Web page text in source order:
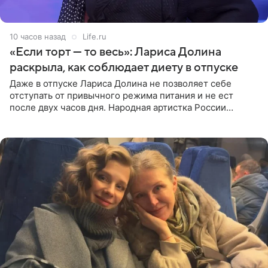
10 часов назад Life.ru
«Если торт — то весь»: Лариса Долина
раскрыла, как соблюдает диету в отпуске
Даже в отпуске Лариса Долина не позволяет себе
отступать от привычного режима питания и не ест
после двух часов дня. Народная артистка России